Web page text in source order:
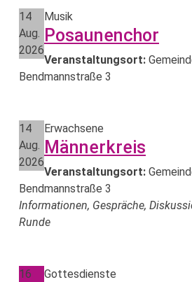
14
Aug.
2026
Musik
Posaunenchor
Veranstaltungsort:
Bendmannstraße 3
14
Aug.
2026
Erwachsene
Männerkreis
Veranstaltungsort:
Bendmannstraße 3
Informationen, Gespräche,
Runde
16
Gottesdienste